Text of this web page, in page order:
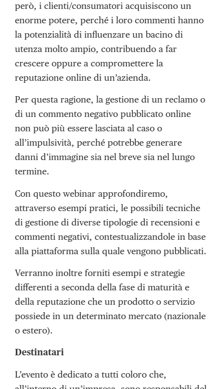
però, i clienti/consumatori acquisiscono un
enorme potere, perché i loro commenti hanno
la potenzialità di influenzare un bacino di
utenza molto ampio, contribuendo a far
crescere oppure a compromettere la
reputazione online di un’azienda.
Per questa ragione, la gestione di un reclamo o
di un commento negativo pubblicato online
non può più essere lasciata al caso o
all’impulsività, perché potrebbe generare
danni d’immagine sia nel breve sia nel lungo
termine.
Con questo webinar approfondiremo,
attraverso esempi pratici, le possibili tecniche
di gestione di diverse tipologie di recensioni e
commenti negativi, contestualizzandole in base
alla piattaforma sulla quale vengono pubblicati.
Verranno inoltre forniti esempi e strategie
differenti a seconda della fase di maturità e
della reputazione che un prodotto o servizio
possiede in un determinato mercato (nazionale
o estero).
Destinatari
L’evento è dedicato a tutti coloro che,